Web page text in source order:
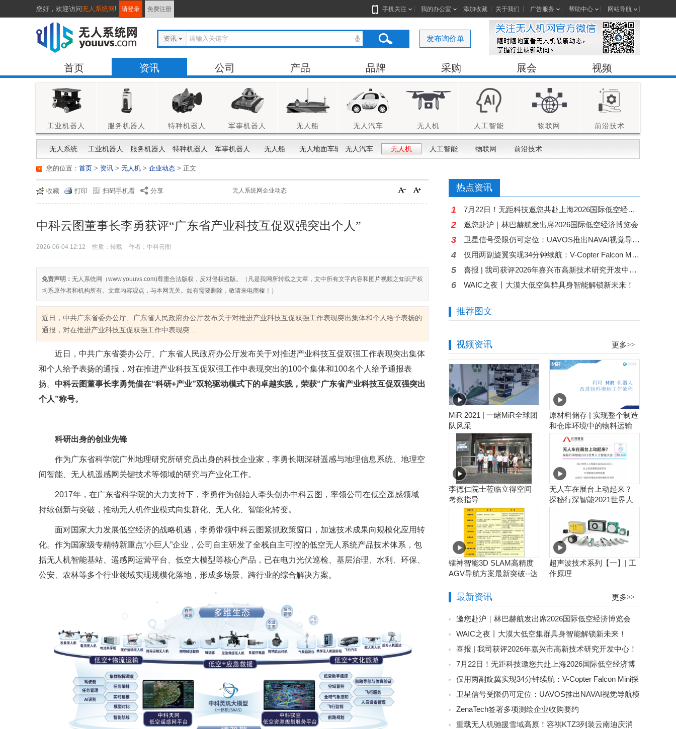
您好， 欢迎访问无人系统网 ! 请登录 免费注册 手机关注 我的办公室 添加收藏 关于我们 广告服务 帮助中心 网站导航
资讯 发布询价单
首页 资讯 公司 产品 品牌 采购 展会 视频
工业机器人 服务机器人 特种机器人 军事机器人 无人船 无人汽车 无人机 人工智能 物联网 前沿技术
无人系统 工业机器人 服务机器人 特种机器人 军事机器人 无人船 无人地面车辆 无人汽车 无人机 人工智能 物联网 前沿技术
您的位置： 首页 > 资讯 > 无人机 > 企业动态 > 正文
收藏 打印 扫码手机看 分享 无人系统网企业动态
中科云图董事长李勇获评“广东省产业科技互促双强突出个人”
2026-06-04 12:12 性质：转载 作者：中科云图
免责声明： 无人系统网（www.youuvs.com)尊重合法版权，反对侵权盗版。（凡是我网所转载之文章，文中所有文字内容和图片视频之知识产权
均系原作者和机构所有。文章内容观点，与本网无关。如有需要删除，敬请来电商榷！）
近日，中共广东省委办公厅、广东省人民政府办公厅发布关于对推进产业科技互促双强工作表现突出集体和个人给予表扬的
通报，对在推进产业科技互促双强工作中表现突...
近日，中共广东省委办公厅、广东省人民政府办公厅发布关于对推进产业科技互促双强工作表现突出集体
和个人给予表扬的通报，对在推进产业科技互促双强工作中表现突出的100个集体和100名个人给予通报表
扬。 中科云图董事长李勇凭借在“科研+产业”双轮驱动模式下的卓越实践，荣获“广东省产业科技互促双强突出
个人”称号。
科研出身的创业先锋
作为广东省科学院广州地理研究所研究员出身的科技企业家，李勇长期深耕遥感与地理信息系统、地理空
间智能、无人机遥感网关键技术等领域的研究与产业化工作。
2017年，在广东省科学院的大力支持下，李勇作为创始人牵头创办中科云图，率领公司在低空遥感领域
持续创新与突破，推动无人机作业模式向集群化、无人化、智能化转变。
面对国家大力发展低空经济的战略机遇，李勇带领中科云图紧抓政策窗口，加速技术成果向规模化应用转
化。作为国家级专精特新重点“小巨人”企业，公司自主研发了全栈自主可控的低空无人系统产品技术体系，包
括无人机智能基站、遥感网运营平台、低空大模型等核心产品，已在电力光伏巡检、基层治理、水利、环保、
公安、农林等多个行业领域实现规模化落地，形成多场景、跨行业的综合解决方案。
热点资讯
1 7月22日！无距科技邀您共赴上海2026国际低空经济博览会
2 邀您赴沪｜林巴赫航发出席2026国际低空经济博览会
3 卫星信号受限仍可定位：UAVOS推出NAVAI视觉导航模块
4 仅用两副旋翼实现34分钟续航：V-Copter Falcon Mini探索双旋翼无人机路线
5 喜报 | 我司获评2026年嘉兴市高新技术研究开发中心！
6 WAIC之夜丨大漠大低空集群具身智能解锁新未来！
推荐图文
视频资讯 更多>>
MiR 2021 | 一睹MiR全球团
队风采
原材料储存 | 实现整个制造
和仓库环境中的物料运输
工作流程自动化
李德仁院士莅临立得空间
考察指导
无人车在展台上动起来？
探秘行深智能2021世界人
工智能大会
镭神智能3D SLAM高精度
AGV导航方案最新突破--达
超声波技术系列【一】| 工
作原理
最新资讯 更多>>
邀您赴沪｜林巴赫航发出席2026国际低空经济博览会
WAIC之夜丨大漠大低空集群具身智能解锁新未来！
喜报 | 我司获评2026年嘉兴市高新技术研究开发中心！
7月22日！无距科技邀您共赴上海2026国际低空经济博
览会仅用两副旋翼实现34分钟续航：V-Copter Falcon Mini探
索双旋翼无人机路线
卫星信号受限仍可定位：UAVOS推出NAVAI视觉导航模
块 ZenaTech签署多项测绘企业收购要约
重载无人机驰援雪域高原！容祺KTZ3列装云南迪庆消